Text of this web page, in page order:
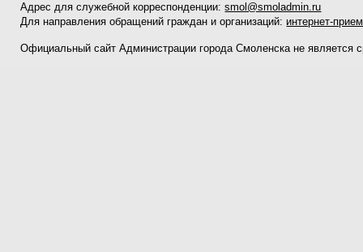
Адрес для служебной корреспонденции:smol@smoladmin.ru
Для направления обращений граждан и организаций: интернет-
Официальный сайт Администрации города Смоленска не является